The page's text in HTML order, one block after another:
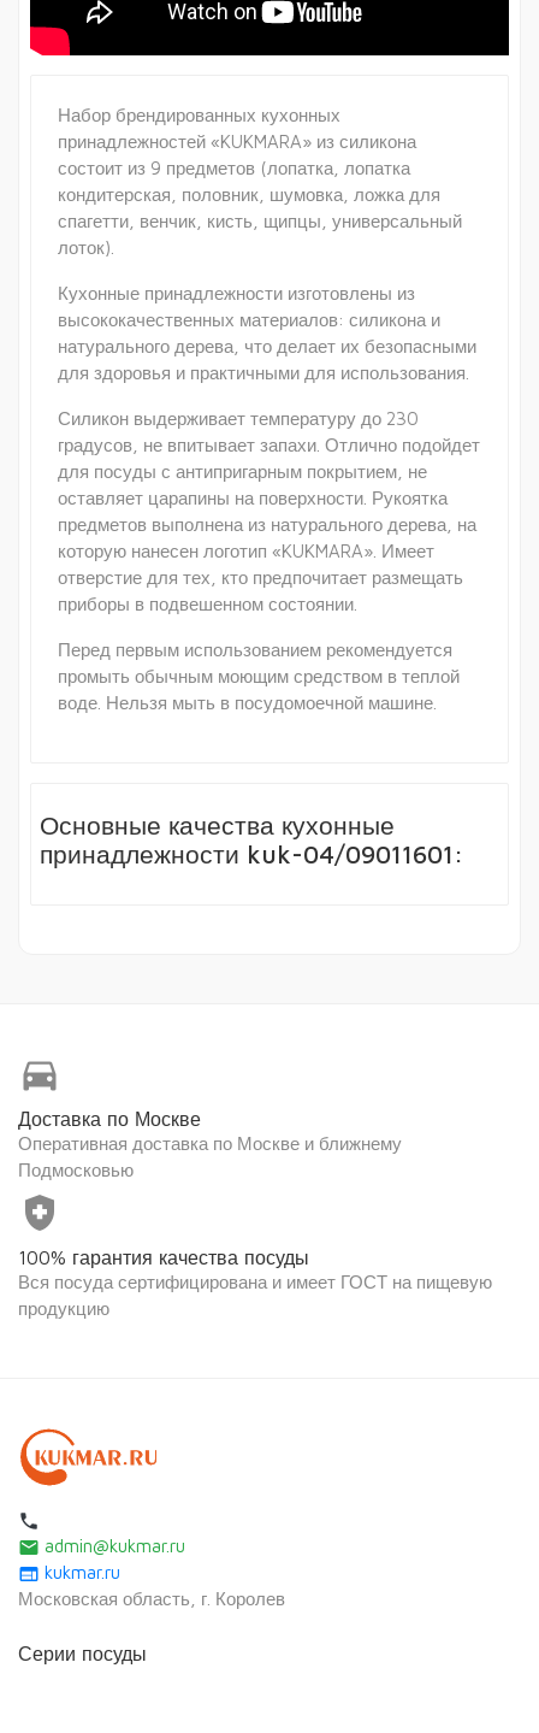
Набор брендированных кухонных
принадлежностей «KUKMARA» из силикона
состоит из 9 предметов (лопатка, лопатка
кондитерская, половник, шумовка, ложка для
спагетти, венчик, кисть, щипцы, универсальный
лоток).
Кухонные принадлежности изготовлены из
высококачественных материалов: силикона и
натурального дерева, что делает их безопасными
для здоровья и практичными для использования.
Силикон выдерживает температуру до 230
градусов, не впитывает запахи. Отлично подойдет
для посуды с антипригарным покрытием, не
оставляет царапины на поверхности. Рукоятка
предметов выполнена из натурального дерева, на
которую нанесен логотип «KUKMARA». Имеет
отверстие для тех, кто предпочитает размещать
приборы в подвешенном состоянии.
Перед первым использованием рекомендуется
промыть обычным моющим средством в теплой
воде. Нельзя мыть в посудомоечной машине.
Основные качества кухонные
принадлежности kuk-04/09011601:
directions_car
Доставка по Москве
Оперативная доставка по Москве и ближнему
Подмосковью
health_and_safety
100% гарантия качества посуды
Вся посуда сертифицирована и имеет ГОСТ на пищевую
продукцию
local_phone
email admin@kukmar.ru
web kukmar.ru
Московская область, г. Королев
Серии посуды